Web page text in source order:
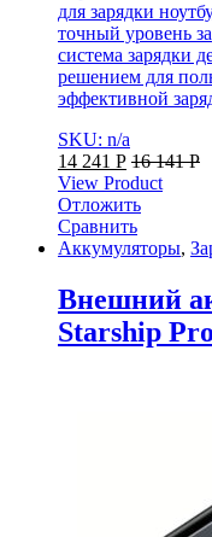
для зарядки
точный уровень
система зарядки
решением для
эффективной
SKU: n/a
14 241 Р 16 141Р
View Product
Отложить
Сравнить
Аккумуляторы,
Внешний
Starship Pro